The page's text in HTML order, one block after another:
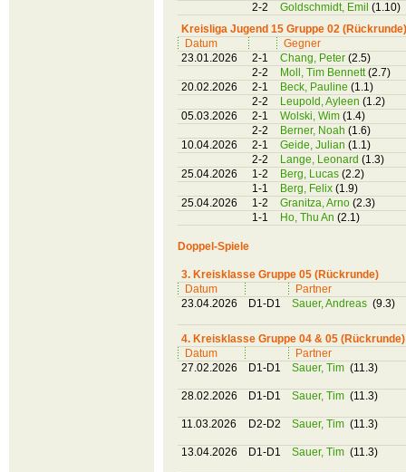
2-2
Goldschmidt, Emil (1.10)
Kreisliga Jugend 15 Gruppe 02 (Rückrunde)
Datum
Gegner
23.01.2026
2-1 Chang, Peter (2.5)
2-2
Moll, Tim Bennett(2.7)
20.02.2026
2-1 Beck, Pauline (1.1)
2-2
Leupold, Ayleen (1.2)
05.03.2026
2-1 Wolski, Wim (1.4)
2-2
Berner, Noah (1.6)
10.04.2026
2-1 Geide, Julian (1.1)
2-2
Lange, Leonard (1.3)
25.04.2026
1-2 Berg, Lucas (2.2)
1-1
Berg, Felix (1.9)
25.04.2026
1-2 Granitza, Arno (2.3)
1-1
Ho, Thu An (2.1)
Doppel-Spiele
3. Kreisklasse Gruppe 05 (Rückrunde)
Datum
Partner
23.04.2026
D1-D1 Sauer, Andreas (9.3)
4. Kreisklasse Gruppe 04 & 05 (Rückrunde)
Datum
Partner
27.02.2026
D1-D1 Sauer, Tim (11.3)
28.02.2026 D1-D1 Sauer, Tim (11.3)
11.03.2026 D2-D2 Sauer, Tim (11.3)
13.04.2026 D1-D1 Sauer, Tim (11.3)